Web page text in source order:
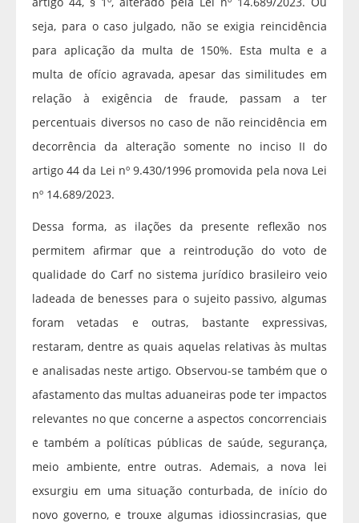
seja, para o caso julgado, não se exigia reincidência
para aplicação da multa de 150%. Esta multa e a
multa de ofício agravada, apesar das similitudes em
relação à exigência de fraude, passam a ter
percentuais diversos no caso de não reincidência em
decorrência da alteração somente no inciso II do
artigo 44 da Lei nº 9.430/1996 promovida pela nova Lei
nº 14.689/2023.
Dessa forma, as ilações da presente reflexão nos
permitem afirmar que a reintrodução do voto de
qualidade do Carf no sistema jurídico brasileiro veio
ladeada de benesses para o sujeito passivo, algumas
foram vetadas e outras, bastante expressivas,
restaram, dentre as quais aquelas relativas às multas
e analisadas neste artigo. Observou-se também que o
afastamento das multas aduaneiras pode ter impactos
relevantes no que concerne a aspectos concorrenciais
e também a políticas públicas de saúde, segurança,
meio ambiente, entre outras. Ademais, a nova lei
exsurgiu em uma situação conturbada, de início do
novo governo, e trouxe algumas idiossincrasias, que